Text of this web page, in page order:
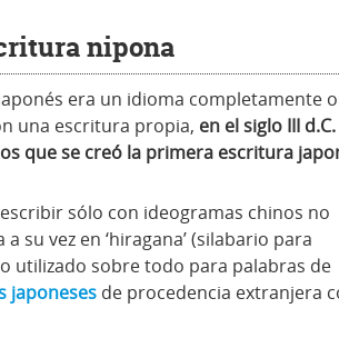
nipona
era un idioma completamente
una escritura propia, en el siglo III
que se creó la primera escritura
sólo con ideogramas chinos no
su vez en ‘hiragana’ (silabario para
utilizado sobre todo para palabras de
japoneses de procedencia extranjera